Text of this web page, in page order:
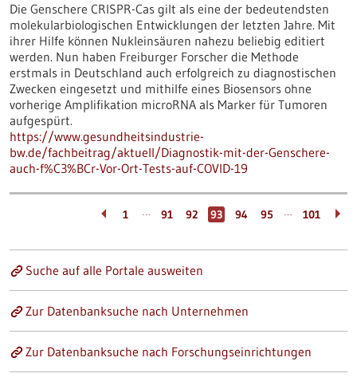
Die Genschere CRISPR-Cas gilt als eine der bedeutendsten
molekularbiologischen Entwicklungen der letzten Jahre. Mit
ihrer Hilfe können Nukleinsäuren nahezu beliebig editiert
werden. Nun haben Freiburger Forscher die Methode
erstmals in Deutschland auch erfolgreich zu diagnostischen
Zwecken eingesetzt und mithilfe eines Biosensors ohne
vorherige Amplifikation microRNA als Marker für Tumoren
aufgespürt.
https://www.gesundheitsindustrie-
bw.de/fachbeitrag/aktuell/Diagnostik-mit-der-Genschere-
auch-f%C3%BCr-Vor-Ort-Tests-auf-COVID-19
1 … 91 92 93 94 95 … 101
Suche auf alle Portale ausweiten
Zur Datenbanksuche nach Unternehmen
Zur Datenbanksuche nach Forschungseinrichtungen